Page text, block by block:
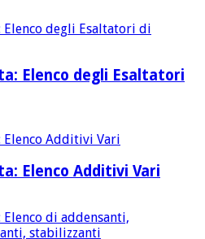
Elenco degli Esaltatori
Elenco Additivi Vari